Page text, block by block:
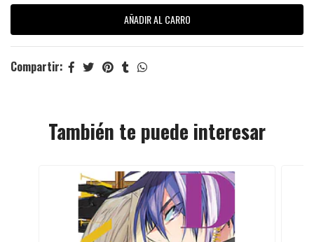
Compartir:
También te puede interesar